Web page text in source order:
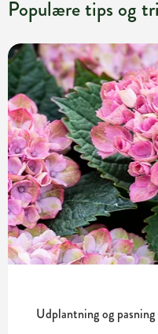
Populære tips og
Udplantning og